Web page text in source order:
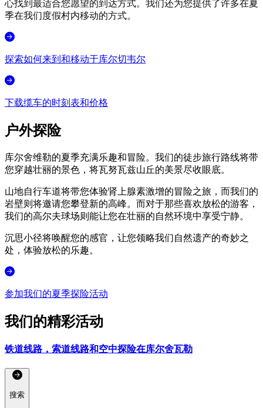
心找到最适合您愿望的到达方式。我们还为您提供了许多在夏
季在我们度假村内移动的方式。
探索如何来到和移动于库尔切韦尔
下载缆车的时刻表和价格
户外探险
库尔舍维勒的夏季充满乐趣和冒险。我们的徒步旅行路线将带
您穿越壮丽的景色，将瓦努瓦兹山丘的美景尽收眼底。
山地自行车道将带您体验肾上腺素激增的冒险之旅，而我们的
岩壁则将邀请您攀登新的高峰。而对于那些喜欢放松的游客，
我们的高尔夫球场则能让您在壮丽的自然环境中享受宁静。
沉思小径将唤醒您的感官，让您领略我们自然遗产的奇妙之
处，体验放松的乐趣。
参加我们的夏季探险活动
我们的精彩活动
铁道线路，索道线路和空中探险在库尔舍瓦勒
搜索